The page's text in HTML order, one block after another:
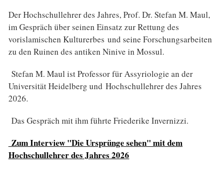
Der Hochschullehrer des Jahres, Prof. Dr. Stefan M. Maul,
im Gespräch über seinen Einsatz zur Rettung des
vorislamischen Kulturerbes und seine Forschungsarbeiten
zu den Ruinen des antiken Ninive in Mossul.
Stefan M. Maul ist Professor für Assyriologie an der
Universität Heidelberg und Hochschullehrer des Jahres
2026.
Das Gespräch mit ihm führte Friederike Invernizzi.
Zum Interview "Die Ursprünge sehen" mit dem
Hochschullehrer des Jahres 2026